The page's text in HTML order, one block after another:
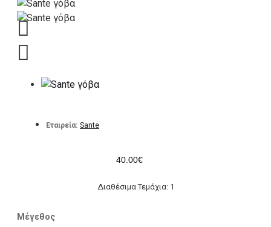
Εταιρεία: Sante
40.00€
Διαθέσιμα Τεμάχια: 1
Μέγεθος